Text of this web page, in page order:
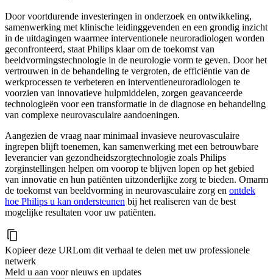
Door voortdurende investeringen in onderzoek en ontwikkeling,
samenwerking met klinische leidinggevenden en een grondig inzicht
in de uitdagingen waarmee interventionele neuroradiologen worden
geconfronteerd, staat Philips klaar om de toekomst van
beeldvormingstechnologie in de neurologie vorm te geven. Door het
vertrouwen in de behandeling te vergroten, de efficiëntie van de
werkprocessen te verbeteren en interventieneuroradiologen te
voorzien van innovatieve hulpmiddelen, zorgen geavanceerde
technologieën voor een transformatie in de diagnose en behandeling
van complexe neurovasculaire aandoeningen.
Aangezien de vraag naar minimaal invasieve neurovasculaire
ingrepen blijft toenemen, kan samenwerking met een betrouwbare
leverancier van gezondheidszorgtechnologie zoals Philips
zorginstellingen helpen om voorop te blijven lopen op het gebied
van innovatie en hun patiënten uitzonderlijke zorg te bieden. Omarm
de toekomst van beeldvorming in neurovasculaire zorg en ontdek
hoe Philips u kan ondersteunen bij het realiseren van de best
mogelijke resultaten voor uw patiënten.
Kopieer deze URLom dit verhaal te delen met uw professionele
netwerk
Meld u aan voor nieuws en updates